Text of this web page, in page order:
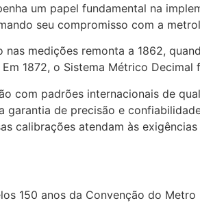
um papel fundamental na
seu compromisso com a
medições remonta a 1862,
1872, o Sistema Métrico
com padrões internacionais de
de precisão e
calibrações atendam às
150 anos da Convenção do Metro